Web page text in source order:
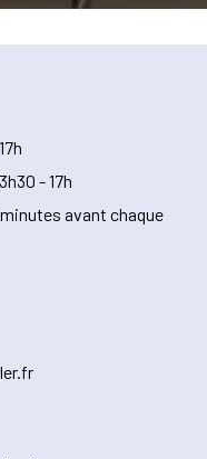
- 17h
avant chaque